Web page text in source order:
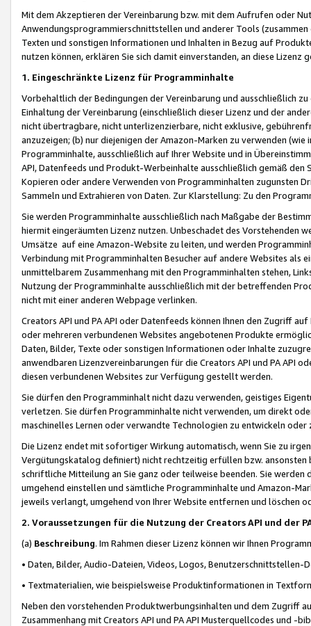
Mit dem Akzeptieren der Vereinbarung bzw. mit dem Aufrufen oder
Anwendungsprogrammierschnittstellen und anderer Tools (zusammen
Texten und sonstigen Informationen und Inhalten in Bezug auf
nutzen können, erklären Sie sich damit einverstanden, an diese Lizenz
1. Eingeschränkte Lizenz für Programminhalte
Vorbehaltlich der Bedingungen der Vereinbarung und ausschließlich
Einhaltung der Vereinbarung (einschließlich dieser Lizenz und der
nicht übertragbare, nicht unterlizenzierbare, nicht exklusive,
anzuzeigen; (b) nur diejenigen der Amazon-Marken zu verwenden
Programminhalte, ausschließlich auf Ihrer Website und in
API, Datenfeeds und Produkt-Werbeinhalte ausschließlich gemäß
Kopieren oder andere Verwenden von Programminhalten zugunsten
Sammeln und Extrahieren von Daten. Zur Klarstellung: Zu den
Sie werden Programminhalte ausschließlich nach Maßgabe der
hiermit eingeräumten Lizenz nutzen. Unbeschadet des Vorstehenden
Umsätze auf eine Amazon-Website zu leiten, und werden
Verbindung mit Programminhalten Besucher auf andere Websites als
unmittelbarem Zusammenhang mit den Programminhalten stehen,
Nutzung der Programminhalte ausschließlich mit der betreffenden
nicht mit einer anderen Webpage verlinken.
Creators API und PA API oder Datenfeeds können Ihnen den Zugriff
oder mehreren verbundenen Websites angebotenen Produkte
Daten, Bilder, Texte oder sonstigen Informationen oder Inhalte
anwendbaren Lizenzvereinbarungen für die Creators API und PA API
diesen verbundenen Websites zur Verfügung gestellt werden.
Sie dürfen den Programminhalt nicht dazu verwenden, geistiges
verletzen. Sie dürfen Programminhalte nicht verwenden, um direkt
maschinelles Lernen oder verwandte Technologien zu entwickeln
Die Lizenz endet mit sofortiger Wirkung automatisch, wenn Sie zu
Vergütungskatalog definiert) nicht rechtzeitig erfüllen bzw. ansonsten
schriftliche Mitteilung an Sie ganz oder teilweise beenden. Sie werden
umgehend einstellen und sämtliche Programminhalte und Amazon-
jeweils verlangt, umgehend von Ihrer Website entfernen und löschen
2. Voraussetzungen für die Nutzung der Creators API und der
(a) Beschreibung. Im Rahmen dieser Lizenz können wir Ihnen
• Daten, Bilder, Audio-Dateien, Videos, Logos, Benutzerschnittstellen-
• Textmaterialien, wie beispielsweise Produktinformationen in
Neben den vorstehenden Produktwerbungsinhalten und dem Zugriff
Zusammenhang mit Creators API und PA API Musterquellcodes und